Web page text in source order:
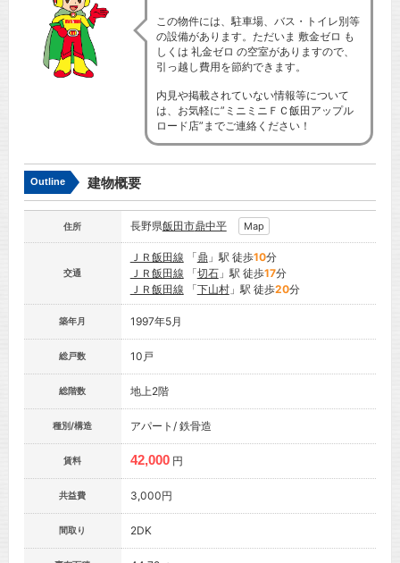
この物件には、駐車場、バス・トイレ別等
の設備があります。ただいま 敷金ゼロ も
しくは 礼金ゼロ の空室がありますので、
引っ越し費用を節約できます。
内見や掲載されていない情報等について
は、お気軽に”ミニミニＦＣ飯田アップル
ロード店”までご連絡ください！
Outline 建物概要
住所 長野県飯田市鼎中平 Map
交通
ＪＲ飯田線 「鼎 」駅 徒歩10分
ＪＲ飯田線 「切石」駅 徒歩17分
ＪＲ飯田線 「下山村」駅 徒歩20分
築年月 1997年5月
総戸数 10戸
総階数 地上2階
種別/構造 アパート/ 鉄骨造
賃料 42,000 円
共益費 3,000円
間取り 2DK